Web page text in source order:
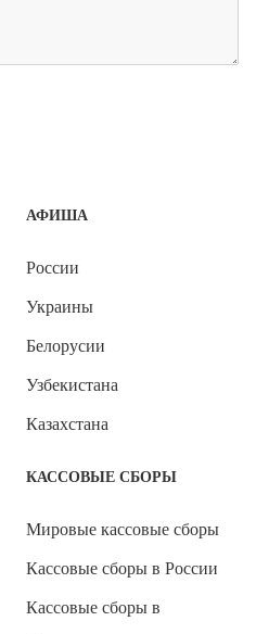
АФИША
России
Украины
Белорусии
Узбекистана
Казахстана
КАССОВЫЕ СБОРЫ
Мировые кассовые сборы
Кассовые сборы в России
Кассовые сборы в